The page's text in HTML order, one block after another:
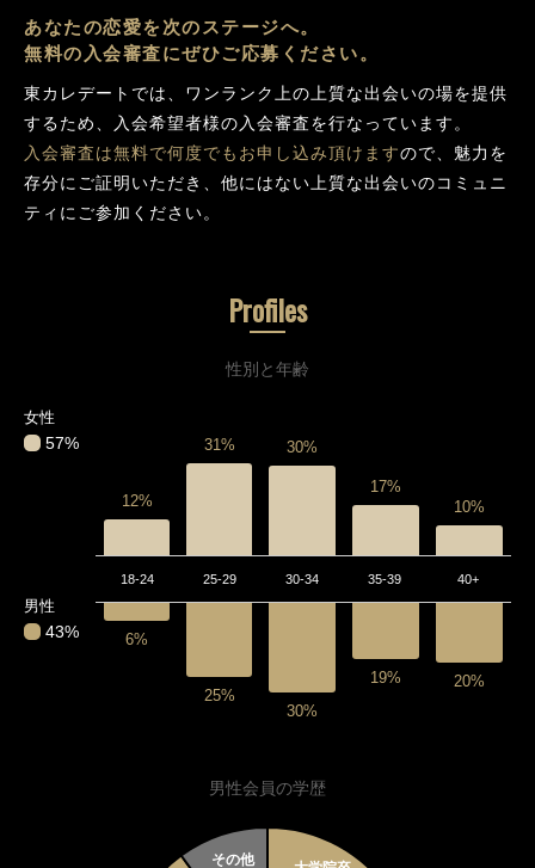
あなたの恋愛を次のステージへ。
無料の入会審査にぜひご応募ください。
東カレデートでは、ワンランク上の上質な出会いの場を提供
するため、入会希望者様の入会審査を行なっています。
入会審査は無料で何度でもお申し込み頂けますので、魅力を
存分にご証明いただき、他にはない上質な出会いのコミュニ
ティにご参加ください。
Profiles
性別と年齢
女性
57%
男性
43%
12%
31% 30%
17%
10%
18-24 25-29 30-34 35-39 40+
6%
25%
30%
19% 20%
男性会員の学歴